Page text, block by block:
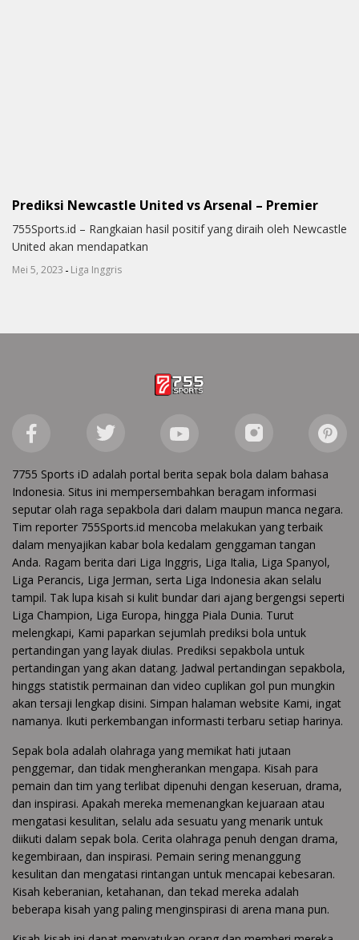
Prediksi Newcastle United vs Arsenal – Premier
755Sports.id – Rangkaian hasil positif yang diraih oleh Newcastle
United akan mendapatkan
Mei 5, 2023 - Liga Inggris
7755 Sports iD adalah portal berita sepak bola dalam bahasa
Indonesia. Situs ini mempersembahkan beragam informasi
seputar olah raga sepakbola dari dalam maupun manca negara.
Tim reporter 755Sports.id mencoba melakukan yang terbaik
dalam menyajikan kabar bola kedalam genggaman tangan
Anda. Ragam berita dari Liga Inggris, Liga Italia, Liga Spanyol,
Liga Perancis, Liga Jerman, serta Liga Indonesia akan selalu
tampil. Tak lupa kisah si kulit bundar dari ajang bergengsi seperti
Liga Champion, Liga Europa, hingga Piala Dunia. Turut
melengkapi, Kami paparkan sejumlah prediksi bola untuk
pertandingan yang layak diulas. Prediksi sepakbola untuk
pertandingan yang akan datang. Jadwal pertandingan sepakbola,
hinggs statistik permainan dan video cuplikan gol pun mungkin
akan tersaji lengkap disini. Simpan halaman website Kami, ingat
namanya. Ikuti perkembangan informasti terbaru setiap harinya.
Sepak bola adalah olahraga yang memikat hati jutaan
penggemar, dan tidak mengherankan mengapa. Kisah para
pemain dan tim yang terlibat dipenuhi dengan keseruan, drama,
dan inspirasi. Apakah mereka memenangkan kejuaraan atau
mengatasi kesulitan, selalu ada sesuatu yang menarik untuk
diikuti dalam sepak bola. Cerita olahraga penuh dengan drama,
kegembiraan, dan inspirasi. Pemain sering menanggung
kesulitan dan mengatasi rintangan untuk mencapai kebesaran.
Kisah keberanian, ketahanan, dan tekad mereka adalah
beberapa kisah yang paling menginspirasi di arena mana pun.